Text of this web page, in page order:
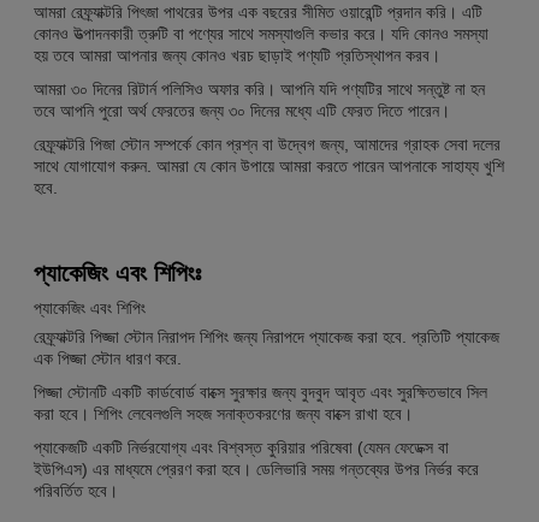
আমরা রেফ্র্যাক্টরি পিৎজা পাথরের উপর এক বছরের সীমিত ওয়ারেন্টি প্রদান করি। এটি
কোনও উত্পাদনকারী ত্রুটি বা পণ্যের সাথে সমস্যাগুলি কভার করে। যদি কোনও সমস্যা
হয় তবে আমরা আপনার জন্য কোনও খরচ ছাড়াই পণ্যটি প্রতিস্থাপন করব।
আমরা ৩০ দিনের রিটার্ন পলিসিও অফার করি। আপনি যদি পণ্যটির সাথে সন্তুষ্ট না হন
তবে আপনি পুরো অর্থ ফেরতের জন্য ৩০ দিনের মধ্যে এটি ফেরত দিতে পারেন।
রেফ্র্যাক্টরি পিজা স্টোন সম্পর্কে কোন প্রশ্ন বা উদ্বেগ জন্য, আমাদের গ্রাহক সেবা দলের
সাথে যোগাযোগ করুন. আমরা যে কোন উপায়ে আমরা করতে পারেন আপনাকে সাহায্য খুশি
হবে.
প্যাকেজিং এবং শিপিংঃ
প্যাকেজিং এবং শিপিং
রেফ্র্যাক্টরি পিজ্জা স্টোন নিরাপদ শিপিং জন্য নিরাপদে প্যাকেজ করা হবে. প্রতিটি প্যাকেজ
এক পিজ্জা স্টোন ধারণ করে.
পিজ্জা স্টোনটি একটি কার্ডবোর্ড বাক্সে সুরক্ষার জন্য বুদবুদ আবৃত এবং সুরক্ষিতভাবে সিল
করা হবে। শিপিং লেবেলগুলি সহজ সনাক্তকরণের জন্য বাক্সে রাখা হবে।
প্যাকেজটি একটি নির্ভরযোগ্য এবং বিশ্বস্ত কুরিয়ার পরিষেবা (যেমন ফেডেক্স বা
ইউপিএস) এর মাধ্যমে প্রেরণ করা হবে। ডেলিভারি সময় গন্তব্যের উপর নির্ভর করে
পরিবর্তিত হবে।